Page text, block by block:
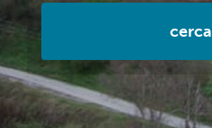
cerca